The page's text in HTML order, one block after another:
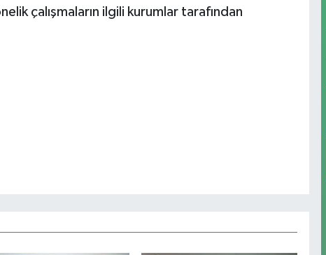
çalışmaların ilgili kurumlar tarafından